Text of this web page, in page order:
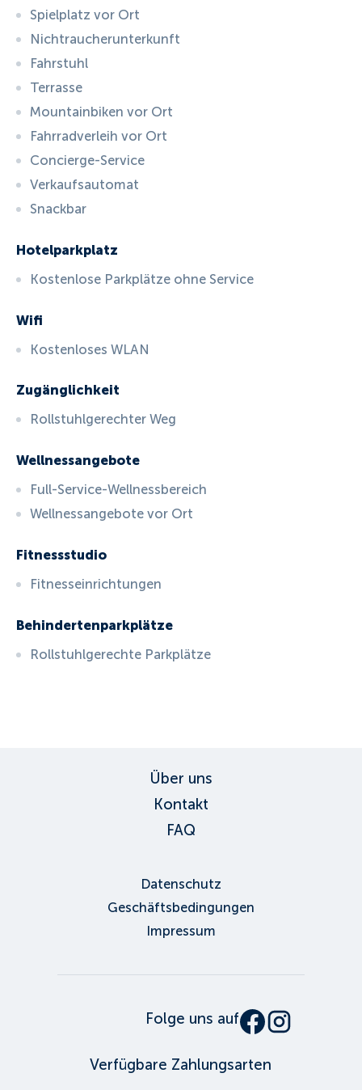
Spielplatz vor Ort
Nichtraucherunterkunft
Fahrstuhl
Terrasse
Mountainbiken vor Ort
Fahrradverleih vor Ort
Concierge-Service
Verkaufsautomat
Snackbar
Hotelparkplatz
Kostenlose Parkplätze ohne Service
Wifi
Kostenloses WLAN
Zugänglichkeit
Rollstuhlgerechter Weg
Wellnessangebote
Full-Service-Wellnessbereich
Wellnessangebote vor Ort
Fitnessstudio
Fitnesseinrichtungen
Behindertenparkplätze
Rollstuhlgerechte Parkplätze
Über uns
Kontakt
FAQ
Datenschutz
Geschäftsbedingungen
Impressum
Folge uns auf
Verfügbare Zahlungsarten